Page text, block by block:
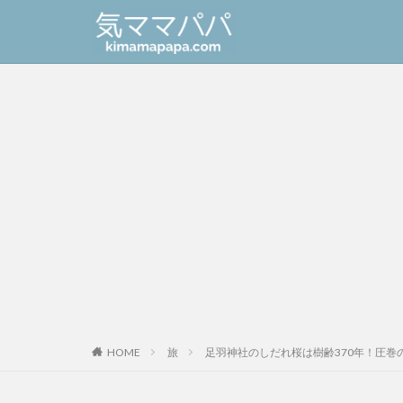
HOME 旅 足羽神社のしだれ桜は樹齢370年！圧巻